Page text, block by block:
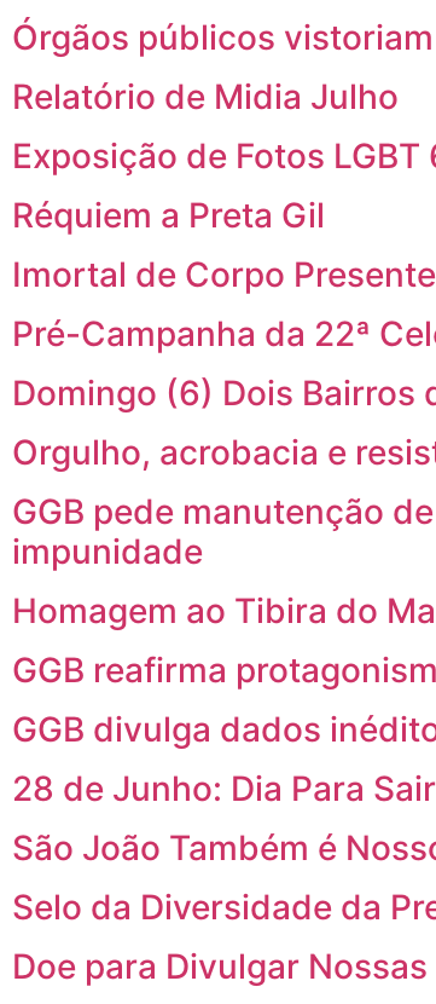
Órgãos públicos
Relatório de Midia Julho
Exposição de Fotos
Réquiem a Preta Gil
Imortal de Corpo
Pré-Campanha da 22ª
Domingo (6) Dois Bairros
Orgulho, acrobacia e
GGB pede manutenção
impunidade
Homagem ao Tibira do
GGB reafirma
GGB divulga dados
28 de Junho: Dia Para
São João Também é
Selo da Diversidade da
Doe para Divulgar